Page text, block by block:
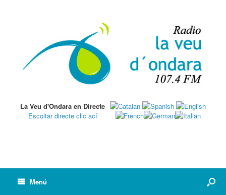
La Veu d'Ondara en Directe
Escoltar directe clic ací
Menú